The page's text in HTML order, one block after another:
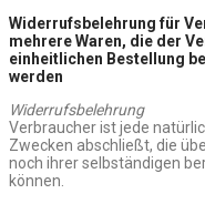
Widerrufsbelehrung für
mehrere Waren, die der
einheitlichen Bestellung
werden
Widerrufsbelehrung
Verbraucher ist jede
Zwecken abschließt, die
noch ihrer selbständigen
können.